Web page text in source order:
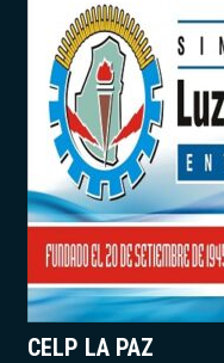
CELP LA PAZ